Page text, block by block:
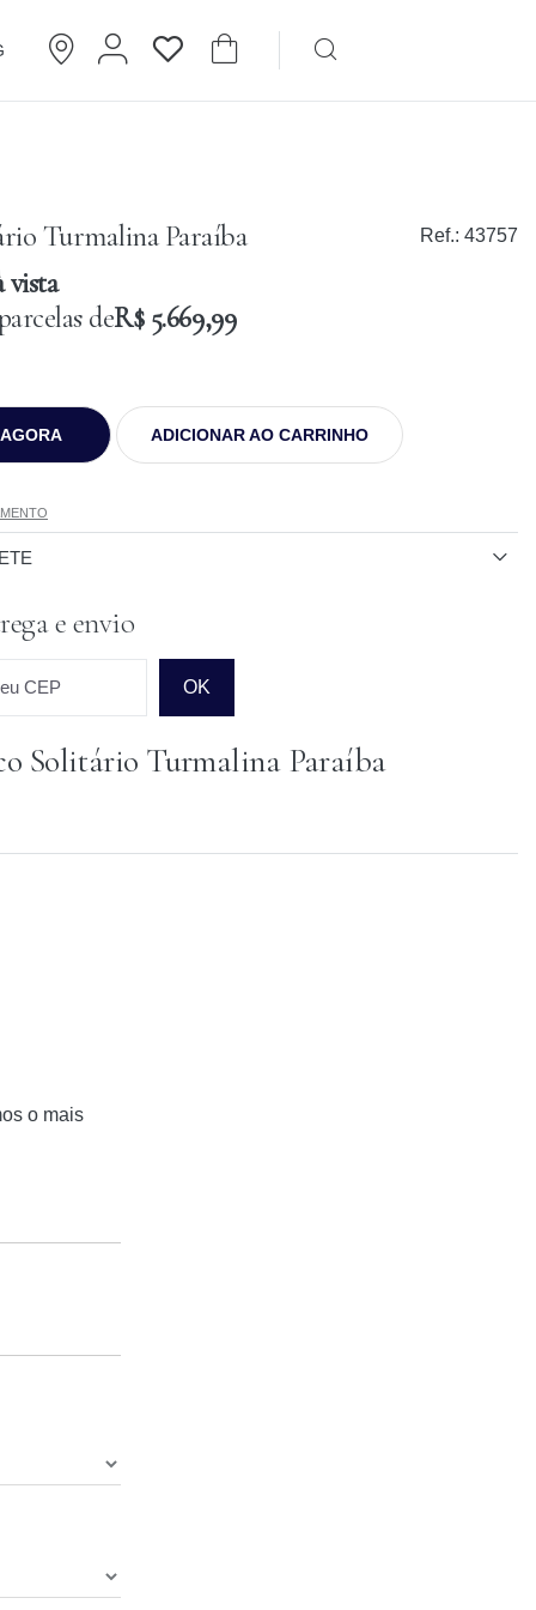
Turmalina Paraíba Ref.: 43757
vista
deR$ 5.669,99
ADICIONAR AO CARRINHO
e envio
CEP OK
para o CEP
Solitário Turmalina Paraíba
o mais